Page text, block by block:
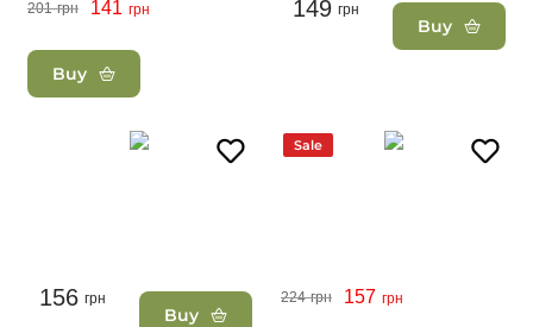
201 грн 141 грн
Buy
149 грн
Buy
156 грн
Buy
Sale
224 грн 157 грн